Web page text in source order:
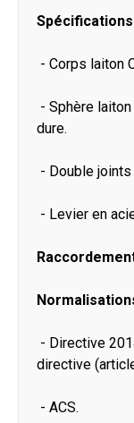
Spécifications
- Corps laiton
- Sphère
dure.
- Double
- Levier en
- Directive
directive
- ACS.